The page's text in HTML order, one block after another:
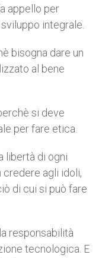
appello per
integrale.
bisogna dare un
al bene
si deve
per fare etica.
libertà di ogni
credere agli idoli,
di cui si può fare
responsabilità
tecnologica. E